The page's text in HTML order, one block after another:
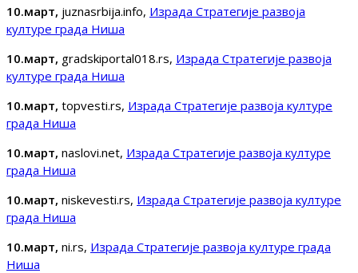
10.март, juznasrbija.info, Израда Стратегије развоја
културе града Ниша
10.март, gradskiportal018.rs, Израда Стратегије развоја
културе града Ниша
10.март, topvesti.rs, Израда Стратегије развоја културе
града Ниша
10.март, naslovi.net, Израда Стратегије развоја културе
града Ниша
10.март, niskevesti.rs, Израда Стратегије развоја културе
града Ниша
10.март, ni.rs, Израда Стратегије развоја културе града
Ниша